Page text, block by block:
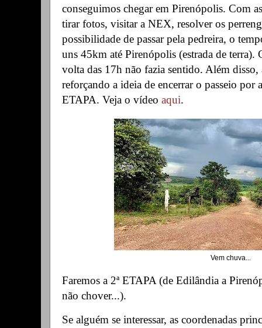
conseguimos chegar em Pirenópolis. Com
tirar fotos, visitar a NEX, resolver os
possibilidade de passar pela pedreira, o
uns 45km até Pirenópolis (estrada de terra).
volta das 17h não fazia sentido. Além disso,
reforçando a ideia de encerrar o passeio por
ETAPA. Veja o vídeo aqui.
Vem chuva...
Faremos a 2ª ETAPA (de Edilândia a
não chover...).
Se alguém se interessar, as coordenadas